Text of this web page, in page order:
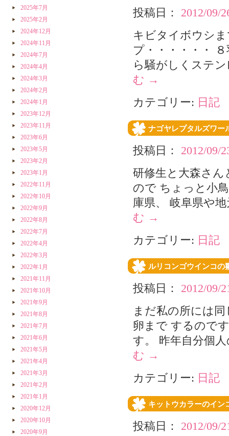
2025年7月
2025年2月
2024年12月
2024年11月
2024年7月
2024年4月
2024年3月
2024年2月
2024年1月
2023年12月
2023年11月
2023年6月
2023年5月
2023年2月
2023年1月
2022年11月
2022年10月
2022年9月
2022年8月
2022年7月
2022年4月
2022年3月
2022年1月
2021年11月
2021年10月
2021年9月
2021年8月
2021年7月
2021年6月
2021年5月
2021年4月
2021年3月
2021年2月
2021年1月
2020年12月
2020年10月
2020年9月
投稿日：
2012/09/
キビタイボウシ
プ・・・・・・
ら騒がしくステ
む →
カテゴリー: 日記
ナゴヤレプタルズワー
投稿日：
2012/09/
研修生と大森さ
ので ちょっと小
庫県、 岐阜県や
む →
カテゴリー: 日記
ルリコンゴウインコの
投稿日：
2012/09/
まだ私の所には
卵まで するので
す。 昨年自分個
む →
カテゴリー: 日記
キットウカラーのイン
投稿日：
2012/09/